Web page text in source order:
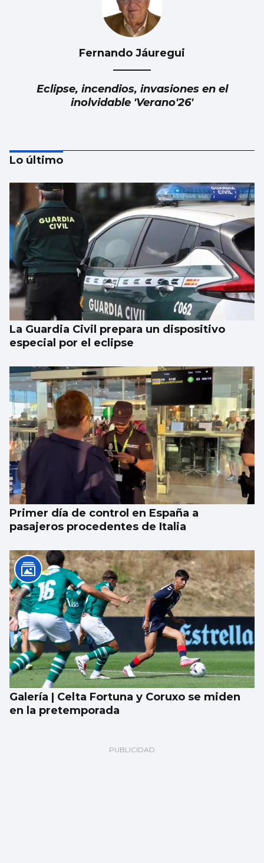
Fernando Jáuregui
Eclipse, incendios, invasiones en el
inolvidable 'Verano'26'
Alberto Barciela
Albariño, mar de vides en la tierra de
prodigios
Lo último
La Guardia Civil prepara un dispositivo
especial por el eclipse
Primer día de control en España a
pasajeros procedentes de Italia
Galería | Celta Fortuna y Coruxo se miden
en la pretemporada